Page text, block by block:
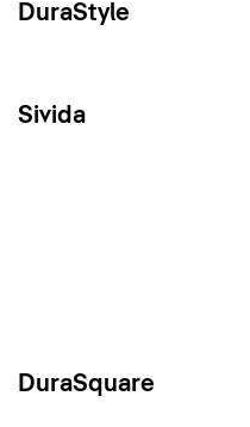
DuraStyle
Sivida
DuraSquare